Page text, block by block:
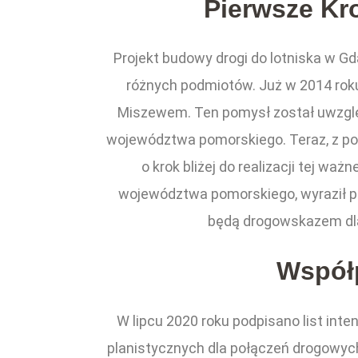
Pierwsze
Projekt budowy drogi do lotniska w
różnych podmiotów. Już w 2014
Miszewem. Ten pomysł został
województwa pomorskiego. Teraz, z
o krok bliżej do realizacji tej
województwa pomorskiego, wyraził
będą drogowskazem
W lipcu 2020 roku podpisano list
planistycznych dla połączeń